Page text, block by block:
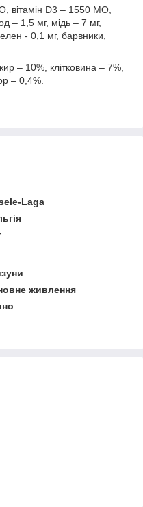
вітамін D3 – 1550 МО,
– 1,5 мг, мідь – 7 мг,
- 0,1 мг, барвники,
– 10%, клітковина – 7%,
– 0,4%.
Laga
живлення